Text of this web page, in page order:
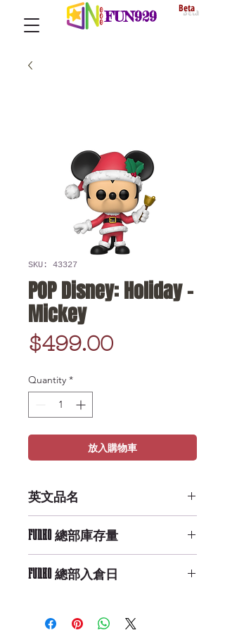
FUN929 Beta
SKU: 43327
POP Disney: Holiday -
Mickey
$499.00Price
Quantity *
放入購物車
英文品名
FUNKO 總部庫存量
FUNKO 總部入倉日